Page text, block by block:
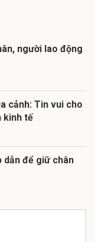
người lao động
cảnh: Tin vui cho
kinh tế
dẫn để giữ chân